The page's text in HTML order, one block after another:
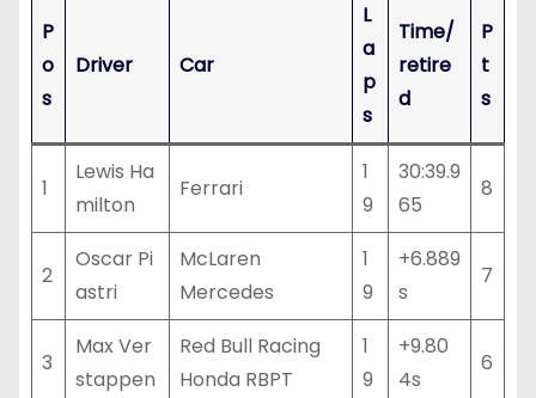
P
o
s
Driver Car
L
a
p
s
Time/
retire
d
P
t
s
1
Lewis Ha
milton
Ferrari
1
9
30:39.9
65
8
2
Oscar Pi
astri
McLaren
Mercedes
1
9
+6.889
s
7
3
Max Ver
stappen
Red Bull Racing
Honda RBPT
1
9
+9.80
4s
6